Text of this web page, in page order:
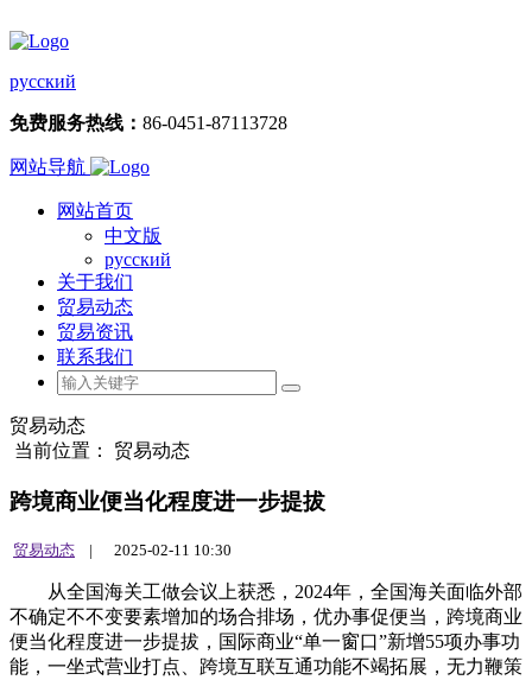
русский
免费服务热线： 86-0451-87113728
网站导航
网站首页
中文版
русский
关于我们
贸易动态
贸易资讯
联系我们
贸易动态
当前位置： 贸易动态
跨境商业便当化程度进一步提拔
贸易动态 | 2025-02-11 10:30
从全国海关工做会议上获悉，2024年，全国海关面临外部
不确定不不变要素增加的场合排场，优办事促便当，跨境商业
便当化程度进一步提拔，国际商业“单一窗口”新增55项办事功
能，一坐式营业打点、跨境互联互通功能不竭拓展，无力鞭策